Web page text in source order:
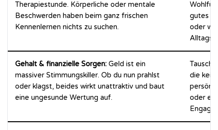
Therapiestunde. Körperliche oder mentale
Beschwerden haben beim ganz frischen
Kennenlernen nichts zu suchen.
gutes
oder
Gehalt & finanzielle Sorgen: Geld ist ein
massiver Stimmungskiller. Ob du nun prahlst
oder klagst, beides wirkt unattraktiv und baut
eine ungesunde Wertung auf.
Tauscht
die kein
oder